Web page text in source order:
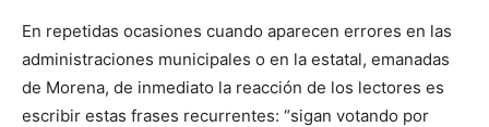
En repetidas ocasiones cuando aparecen errores en las
administraciones municipales o en la estatal, emanadas
de Morena, de inmediato la reacción de los lectores es
escribir estas frases recurrentes: “sigan votando por